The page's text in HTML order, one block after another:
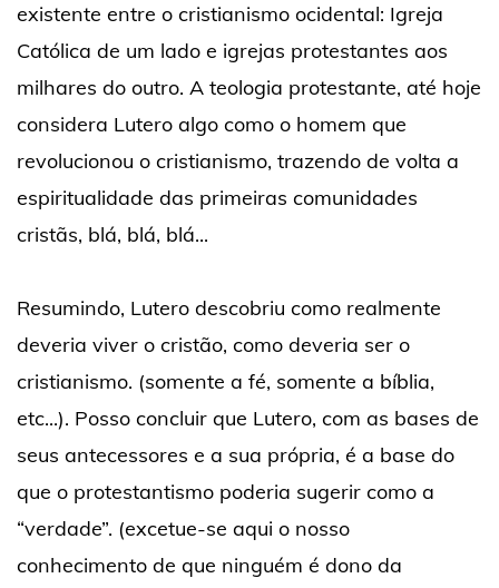
existente entre o cristianismo ocidental: Igreja
Católica de um lado e igrejas protestantes aos
milhares do outro. A teologia protestante, até hoje
considera Lutero algo como o homem que
revolucionou o cristianismo, trazendo de volta a
espiritualidade das primeiras comunidades
cristãs, blá, blá, blá...
Resumindo, Lutero descobriu como realmente
deveria viver o cristão, como deveria ser o
cristianismo. (somente a fé, somente a bíblia,
etc...). Posso concluir que Lutero, com as bases de
seus antecessores e a sua própria, é a base do
que o protestantismo poderia sugerir como a
“verdade”. (excetue-se aqui o nosso
conhecimento de que ninguém é dono da